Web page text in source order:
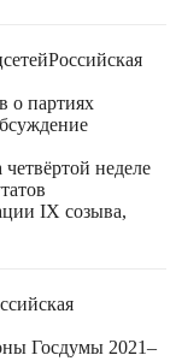
Российская
о партиях
неделе
IX созыва,
Госдумы 2021–